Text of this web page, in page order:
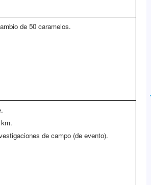
de 50 caramelos.
de campo (de evento).